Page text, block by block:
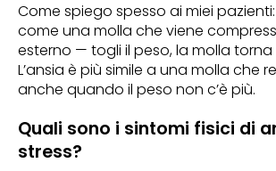
Come spiego spesso ai miei
come una molla che viene
esterno — togli il peso, la molla torna
L’ansia è più simile a una molla che
anche quando il peso non c’è più.
Quali sono i sintomi fisici di
stress?